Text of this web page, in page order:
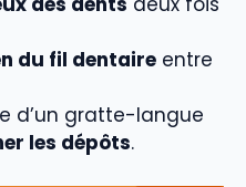
du fil dentaire entre
d’un gratte-langue
les dépôts.